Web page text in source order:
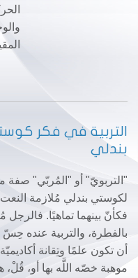
التربية في فكر
بندلي
"التربويّ" أو "المُربّي" صفة
لكوستي بندلي مُلازمة النعت
فكأنّ بينهما تماهيًا. فالرجل
بالفطرة، والتربية عنده
أن تكون علمًا وتِقانة
موهبة خصّه اللَّه بها أو، قُلْ،